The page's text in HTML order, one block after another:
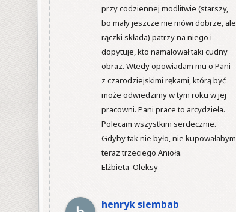
przy codziennej modlitwie (starszy,
bo mały jeszcze nie mówi dobrze, ale
rączki składa) patrzy na niego i
dopytuje, kto namalował taki cudny
obraz. Wtedy opowiadam mu o Pani
z czarodziejskimi rękami, którą być
może odwiedzimy w tym roku w jej
pracowni. Pani prace to arcydzieła.
Polecam wszystkim serdecznie.
Gdyby tak nie było, nie kupowałabym
teraz trzeciego Anioła.
Elżbieta  Oleksy
henryk siembab